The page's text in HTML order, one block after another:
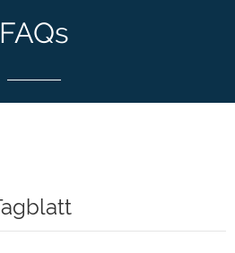
FAQs